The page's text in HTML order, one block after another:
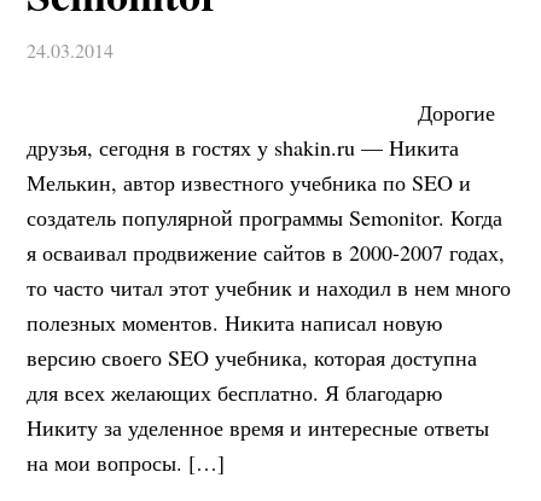
24.03.2014
Дорогие
друзья, сегодня в гостях у shakin.ru — Никита
Мелькин, автор известного учебника по SEO и
создатель популярной программы Semonitor. Когда
я осваивал продвижение сайтов в 2000-2007 годах,
то часто читал этот учебник и находил в нем много
полезных моментов. Никита написал новую
версию своего SEO учебника, которая доступна
для всех желающих бесплатно. Я благодарю
Никиту за уделенное время и интересные ответы
на мои вопросы. […]